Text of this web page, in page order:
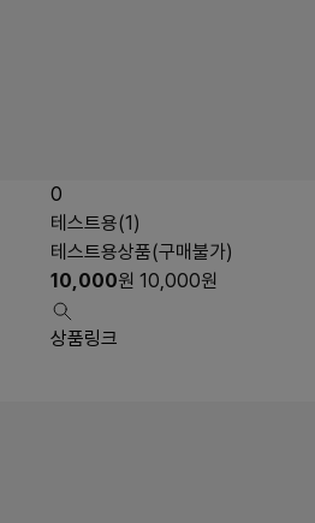
0
테스트용(1)
테스트용상품(구매불가)
10,000원 10,000원
상품링크